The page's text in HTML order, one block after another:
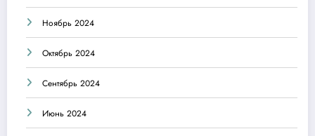
Ноябрь 2024
Октябрь 2024
Сентябрь 2024
Июнь 2024